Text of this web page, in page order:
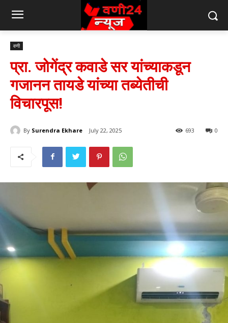
वणी
प्रा. जोगेंद्र कवाडे सर यांच्याकडून
गजानन तायडे यांच्या तब्येतीची
विचारपूस!
By Surendra Ekhare July 22, 2025 0
693